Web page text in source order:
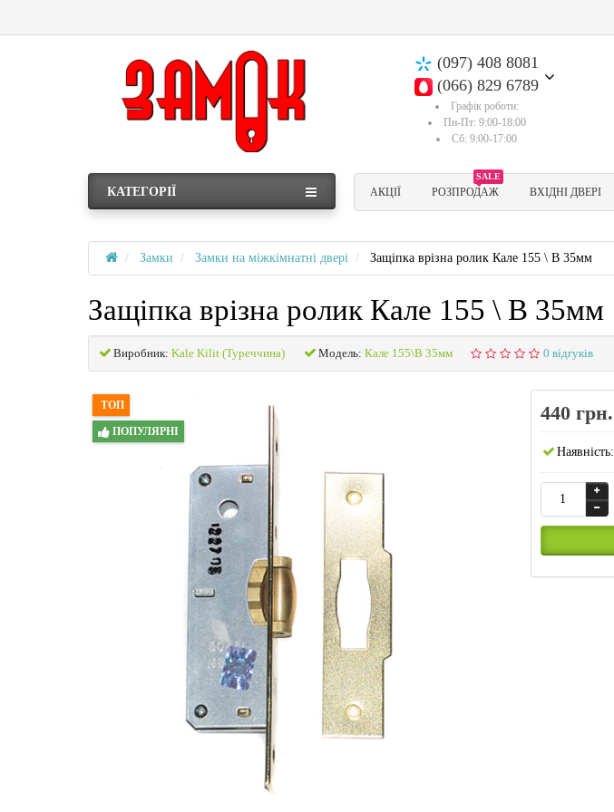
(097) 408 8081
(066) 829 6789
Графік роботи:
Пн-Пт: 9:00-18:00
Сб: 9:00-17:00
КАТЕГОРІЇ АКЦІЇ
SALE
РОЗПРОДАЖ ВХІДНІ ДВЕРІ
Замки Замки на міжкімнатні двері Защіпка врізна ролик Кале 155 \ В 35мм
Защіпка врізна ролик Кале 155 \ В 35мм
Виробник: Kale Kilit (Туреччина) Модель: Кале 155\В 35мм 0 відгуків
ТОП
ПОПУЛЯРНІ
440 грн.
Наявність: